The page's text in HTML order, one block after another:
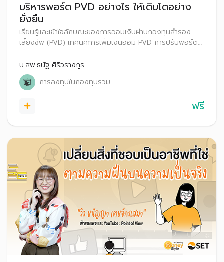
บริหารพอร์ต PVD อย่างไร ให้เติบโตอย่าง
ยั่งยืน
เรียนรู้และเข้าใจลักษณะของการออมเงินผ่านกองทุนสำรอง
เลี้ยงชีพ (PVD) เทคนิคการเพิ่มเงินออม PVD การปรับพอร์ต
อายุหรือออกจากกองทุนสำรองเลี้ยงชีพ
น.สพ.ธนัฐ ศิริวรางกูร
การลงทุนในกองทุนรวม
ฟรี